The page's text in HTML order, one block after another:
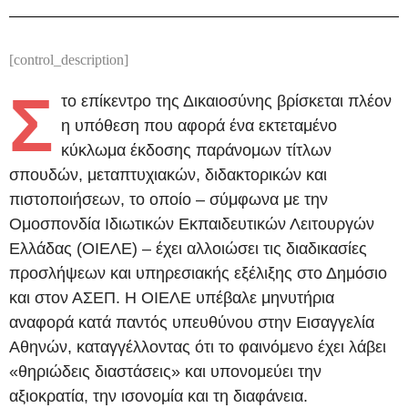
[control_description]
Σ το επίκεντρο της Δικαιοσύνης βρίσκεται πλέον
η υπόθεση που αφορά ένα εκτεταμένο
κύκλωμα έκδοσης παράνομων τίτλων
σπουδών, μεταπτυχιακών, διδακτορικών και
πιστοποιήσεων, το οποίο – σύμφωνα με την
Ομοσπονδία Ιδιωτικών Εκπαιδευτικών Λειτουργών
Ελλάδας (ΟΙΕΛΕ) – έχει αλλοιώσει τις διαδικασίες
προσλήψεων και υπηρεσιακής εξέλιξης στο Δημόσιο
και στον ΑΣΕΠ. Η ΟΙΕΛΕ υπέβαλε μηνυτήρια
αναφορά κατά παντός υπευθύνου στην Εισαγγελία
Αθηνών, καταγγέλλοντας ότι το φαινόμενο έχει λάβει
«θηριώδεις διαστάσεις» και υπονομεύει την
αξιοκρατία, την ισονομία και τη διαφάνεια.